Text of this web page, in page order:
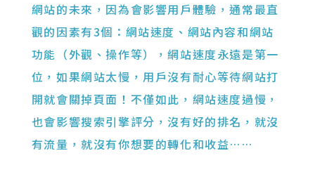
網站的未來，因為會影響用戶體驗，通常最直
觀的因素有3個：網站速度、網站內容和網站
功能（外觀、操作等），網站速度永遠是第一
位，如果網站太慢，用戶沒有耐心等待網站打
開就會關掉頁面！不僅如此，網站速度過慢，
也會影響搜索引擎評分，沒有好的排名，就沒
有流量，就沒有你想要的轉化和收益……